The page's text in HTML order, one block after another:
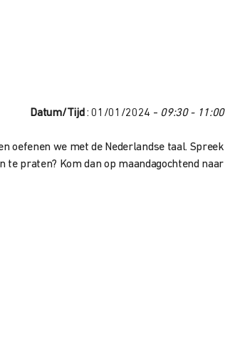
Datum/Tijd : 01/01/2024 - 09:30 - 11:00
oefenen we met de Nederlandse taal. Spreek
te praten? Kom dan op maandagochtend naar